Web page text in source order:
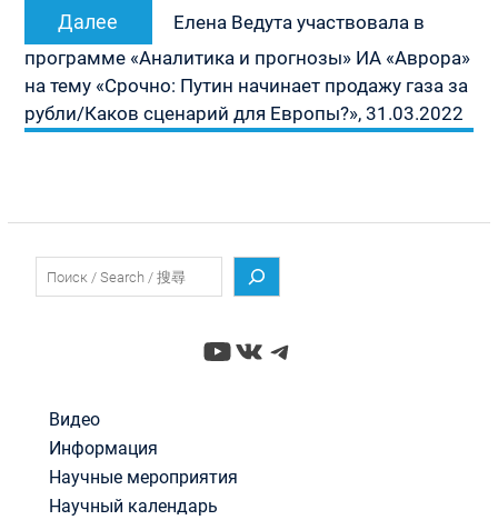
Далее
запись:
Елена Ведута участвовала в
программе «Аналитика и прогнозы» ИА «Аврора»
на тему «Срочно: Путин начинает продажу газа за
рубли/Каков сценарий для Европы?», 31.03.2022
YouTube
ВКонтакте
Telegram
Видео
Информация
Научные мероприятия
Научный календарь